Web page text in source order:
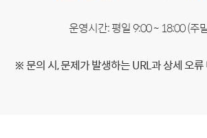
운영시간: 평일 9:00 ~ 18:00 (주
※ 문의 시, 문제가 발생하는 URL과 상세 오